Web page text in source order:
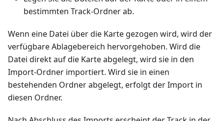
bestimmten Track-Ordner ab.
Wenn eine Datei über die Karte gezogen wird, wird der
verfügbare Ablagebereich hervorgehoben. Wird die
Datei direkt auf die Karte abgelegt, wird sie in den
Import-Ordner importiert. Wird sie in einen
bestehenden Ordner abgelegt, erfolgt der Import in
diesen Ordner.